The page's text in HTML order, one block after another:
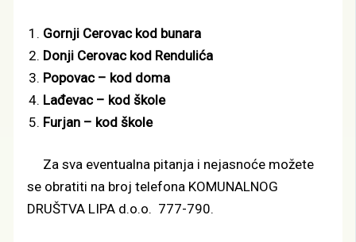
Gornji Cerovac kod bunara
Donji Cerovac kod Rendulića
Popovac – kod doma
Lađevac – kod škole
Furjan – kod škole
Za sva eventualna pitanja i nejasnoće možete
se obratiti na broj telefona KOMUNALNOG
DRUŠTVA LIPA d.o.o. 777-790.